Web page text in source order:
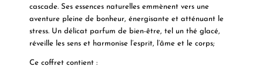
cascade. Ses essences naturelles emmènent vers une
aventure pleine de bonheur, énergisante et atténuant le
stress. Un délicat parfum de bien-être, tel un thé glacé,
réveille les sens et harmonise l’esprit, l’âme et le corps;
Ce coffret contient :